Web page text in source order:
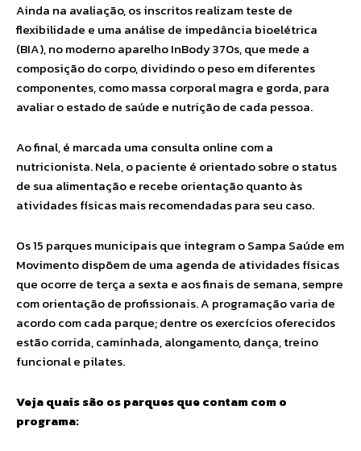
Ainda na avaliação, os inscritos realizam teste de
flexibilidade e uma análise de impedância bioelétrica
(BIA), no moderno aparelho InBody 370s, que mede a
composição do corpo, dividindo o peso em diferentes
componentes, como massa corporal magra e gorda, para
avaliar o estado de saúde e nutrição de cada pessoa.
Ao final, é marcada uma consulta online com a
nutricionista. Nela, o paciente é orientado sobre o status
de sua alimentação e recebe orientação quanto às
atividades físicas mais recomendadas para seu caso.
Os 15 parques municipais que integram o Sampa Saúde em
Movimento dispõem de uma agenda de atividades físicas
que ocorre de terça a sexta e aos finais de semana, sempre
com orientação de profissionais. A programação varia de
acordo com cada parque; dentre os exercícios oferecidos
estão corrida, caminhada, alongamento, dança, treino
funcional e pilates.
Veja quais são os parques que contam com o
programa: